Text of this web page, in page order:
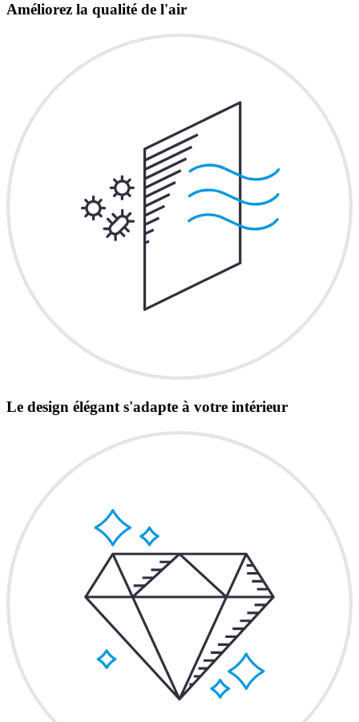
Améliorez la qualité de l'air
Le design élégant s'adapte à votre intérieur